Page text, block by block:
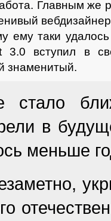
Главным же
ему таки
3.0 вступил в
знаменитый.
стало
в
меньше